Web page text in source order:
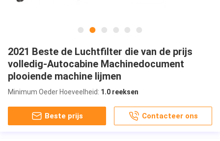
2021 Beste de Luchtfilter die van de prijs
volledig-Autocabine Machinedocument
plooiende machine lijmen
Minimum Oeder Hoeveelheid: 1.0 reeksen
Beste prijs Contacteer ons